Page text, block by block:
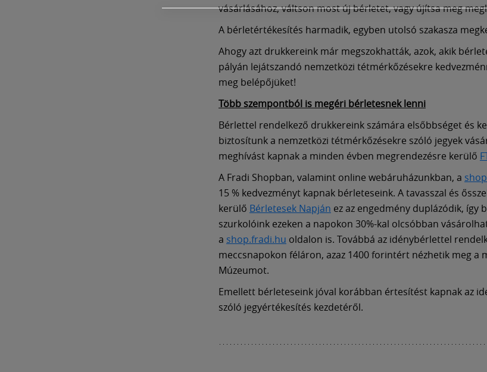
vásárlásához, váltson most új bérletet, vagy újítsa meg
A bérletértékesítés harmadik, egyben utolsó szakasza
Ahogy azt drukkereink már megszokhatták, azok, akik
pályán lejátszandó nemzetközi tétmérkőzésekre
meg belépőjüket!
Több szempontból is megéri bérletesnek lenni
Bérlettel rendelkező drukkereink számára elsőbbséget és
biztosítunk a nemzetközi tétmérkőzésekre szóló jegyek
meghívást kapnak a minden évben megrendezésre kerülő
A Fradi Shopban, valamint online webáruházunkban, a
15 % kedvezményt kapnak bérleteseink. A tavasszal és
kerülő Bérletesek Napján ez az engedmény duplázódik, így
szurkolóink ezeken a napokon 30%-kal olcsóbban
a shop.fradi.hu oldalon is. Továbbá az idénybérlettel
meccsnapokon féláron, azaz 1400 forintért nézhetik meg a
Múzeumot.
Emellett bérleteseink jóval korábban értesítést kapnak az
szóló jegyértékesítés kezdetéről.